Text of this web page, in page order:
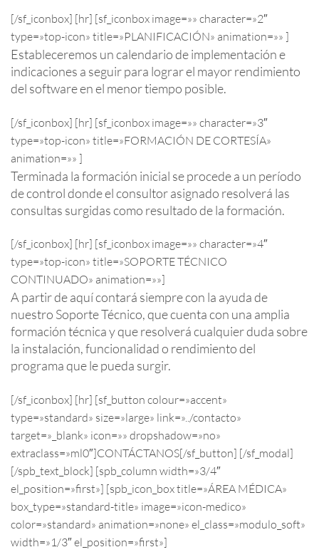
[/sf_iconbox] [hr] [sf_iconbox image=»» character=»2″
type=»top-icon» title=»PLANIFICACIÓN» animation=»» ]
Estableceremos un calendario de implementación e
indicaciones a seguir para lograr el mayor rendimiento
del software en el menor tiempo posible.
[/sf_iconbox] [hr] [sf_iconbox image=»» character=»3″
type=»top-icon» title=»FORMACIÓN DE CORTESÍA»
animation=»» ]
Terminada la formación inicial se procede a un período
de control donde el consultor asignado resolverá las
consultas surgidas como resultado de la formación.
[/sf_iconbox] [hr] [sf_iconbox image=»» character=»4″
type=»top-icon» title=»SOPORTE TÉCNICO
CONTINUADO» animation=»»]
A partir de aquí contará siempre con la ayuda de
nuestro Soporte Técnico, que cuenta con una amplia
formación técnica y que resolverá cualquier duda sobre
la instalación, funcionalidad o rendimiento del
programa que le pueda surgir.
[/sf_iconbox] [hr] [sf_button colour=»accent»
type=»standard» size=»large» link=»../contacto»
target=»_blank» icon=»» dropshadow=»no»
extraclass=»ml0″]CONTÁCTANOS[/sf_button] [/sf_modal]
[/spb_text_block] [spb_column width=»3/4″
el_position=»first»] [spb_icon_box title=»ÁREA MÉDICA»
box_type=»standard-title» image=»icon-medico»
color=»standard» animation=»none» el_class=»modulo_soft»
width=»1/3″ el_position=»first»]